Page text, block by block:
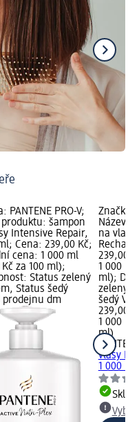
PANTENE PRO-V;
produktu: šampon
Intensive Repair,
Cena: 239,00 Kč;
cena: 1 000 ml
za 100 ml);
Status zelený
Status šedý
prodejnu dm
Značka:
Název
na vlasy
239,00
1 000 ml
ml);
zelený
šedý
239,00
1 000 ml
ml)
vlasy
1 000 ml